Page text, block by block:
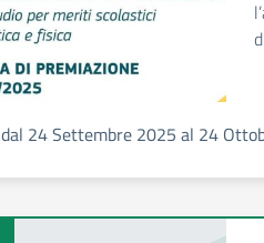
dal 24 Settembre 2025 al 24